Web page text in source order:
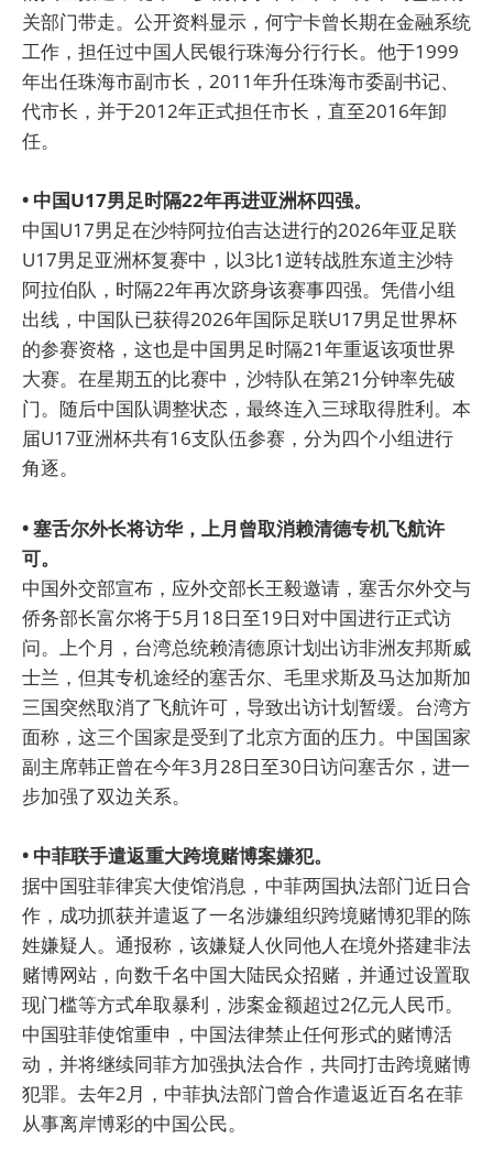
关部门带走。公开资料显示，何宁卡曾长期在金融系统
工作，担任过中国人民银行珠海分行行长。他于1999
年出任珠海市副市长，2011年升任珠海市委副书记、
代市长，并于2012年正式担任市长，直至2016年卸
任。
• 中国U17男足时隔22年再进亚洲杯四强。
中国U17男足在沙特阿拉伯吉达进行的2026年亚足联
U17男足亚洲杯复赛中，以3比1逆转战胜东道主沙特
阿拉伯队，时隔22年再次跻身该赛事四强。凭借小组
出线，中国队已获得2026年国际足联U17男足世界杯
的参赛资格，这也是中国男足时隔21年重返该项世界
大赛。在星期五的比赛中，沙特队在第21分钟率先破
门。随后中国队调整状态，最终连入三球取得胜利。本
届U17亚洲杯共有16支队伍参赛，分为四个小组进行
角逐。
• 塞舌尔外长将访华，上月曾取消赖清德专机飞航许
可。
中国外交部宣布，应外交部长王毅邀请，塞舌尔外交与
侨务部长富尔将于5月18日至19日对中国进行正式访
问。上个月，台湾总统赖清德原计划出访非洲友邦斯威
士兰，但其专机途经的塞舌尔、毛里求斯及马达加斯加
三国突然取消了飞航许可，导致出访计划暂缓。台湾方
面称，这三个国家是受到了北京方面的压力。中国国家
副主席韩正曾在今年3月28日至30日访问塞舌尔，进一
步加强了双边关系。
• 中菲联手遣返重大跨境赌博案嫌犯。
据中国驻菲律宾大使馆消息，中菲两国执法部门近日合
作，成功抓获并遣返了一名涉嫌组织跨境赌博犯罪的陈
姓嫌疑人。通报称，该嫌疑人伙同他人在境外搭建非法
赌博网站，向数千名中国大陆民众招赌，并通过设置取
现门槛等方式牟取暴利，涉案金额超过2亿元人民币。
中国驻菲使馆重申，中国法律禁止任何形式的赌博活
动，并将继续同菲方加强执法合作，共同打击跨境赌博
犯罪。去年2月，中菲执法部门曾合作遣返近百名在菲
从事离岸博彩的中国公民。